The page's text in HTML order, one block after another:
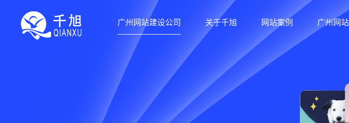
广州网站建设公司 关于千旭 网站案例 广州网
广州网站建设公司-千旭网络（12年经验/